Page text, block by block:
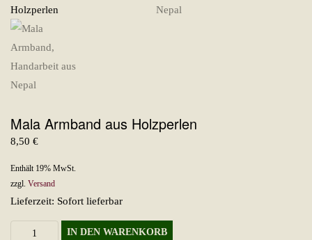
Mala Armband aus Holzperlen
8,50€
Enthält 19% MwSt.
zzgl.Versand
Lieferzeit: Sofort lieferbar
IN DEN WARENKORB